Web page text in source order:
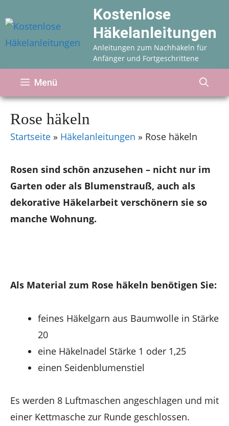
Inhalt
springen
Kostenlose
Häkelanleitungen
Anleitungen zum Nachhäkeln für
Anfänger und Fortgeschrittene
Menü
Rose häkeln
Startseite » Häkelanleitungen » Rose häkeln
Rosen sind schön anzusehen – nicht nur im
Garten oder als Blumenstrauß, auch als
dekorative Häkelarbeit verschönern sie so
manche Wohnung.
Als Material zum Rose häkeln benötigen Sie:
feines Häkelgarn aus Baumwolle in Stärke
20
eine Häkelnadel Stärke 1 oder 1,25
einen Seidenblumenstiel
Es werden 8 Luftmaschen angeschlagen und mit
einer Kettmasche zur Runde geschlossen.